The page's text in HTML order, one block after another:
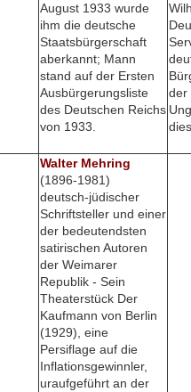
August 1933 wurde
ihm die deutsche
Staatsbürgerschaft
aberkannt; Mann
stand auf der Ersten
Ausbürgerungsliste
des Deutschen Reichs
von 1933.
der
Walter Mehring
(1896-1981)
deutsch-jüdischer
Schriftsteller und einer
der bedeutendsten
satirischen Autoren
der Weimarer
Republik - Sein
Theaterstück Der
Kaufmann von Berlin
(1929), eine
Persiflage auf die
Inflationsgewinnler,
uraufgeführt an der